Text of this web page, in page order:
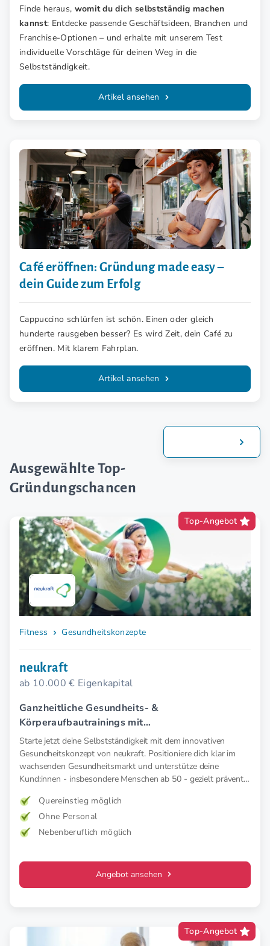
Finde heraus, womit du dich selbstständig machen
kannst: Entdecke passende Geschäftsideen, Branchen und
Franchise-Optionen – und erhalte mit unserem Test
individuelle Vorschläge für deinen Weg in die
Selbstständigkeit.
Artikel ansehen
Café eröffnen: Gründung made easy –
dein Guide zum Erfolg
Cappuccino schlürfen ist schön. Einen oder gleich
hunderte rausgeben besser? Es wird Zeit, dein Café zu
eröffnen. Mit klarem Fahrplan.
Artikel ansehen
Ausgewählte Top-
Gründungschancen
Top-Angebot
Fitness Gesundheitskonzepte
neukraft
ab 10.000 € Eigenkapital
Ganzheitliche Gesundheits- &
Körperaufbautrainings mit
Elektromyostimulation (EMS).
Starte jetzt deine Selbstständigkeit mit dem innovativen
Gesundheitskonzept von neukraft. Positioniere dich klar im
wachsenden Gesundheitsmarkt und unterstütze deine
Kund:innen - insbesondere Menschen ab 50 - gezielt präventiv
weniger Schmerz und spürbar mehr Lebensfreude. Mehr
Wirkung. Klare Zielgruppe. Starkes Konzept.
Quereinstieg möglich
Ohne Personal
Nebenberuflich möglich
Angebot ansehen
Top-Angebot